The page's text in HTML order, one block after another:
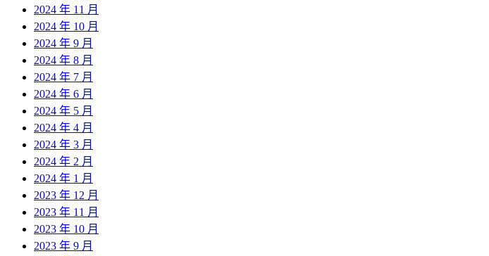
2024 年 11 月
2024 年 10 月
2024 年 9 月
2024 年 8 月
2024 年 7 月
2024 年 6 月
2024 年 5 月
2024 年 4 月
2024 年 3 月
2024 年 2 月
2024 年 1 月
2023 年 12 月
2023 年 11 月
2023 年 10 月
2023 年 9 月